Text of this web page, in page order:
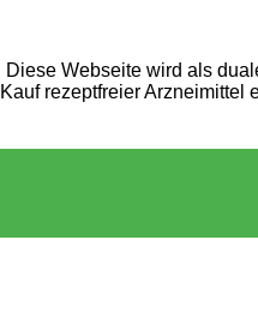
Diese Webseite wird als
Kauf rezeptfreier Arzneimittel